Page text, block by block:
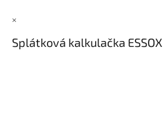
×
Splátková kalkulačka ESSOX